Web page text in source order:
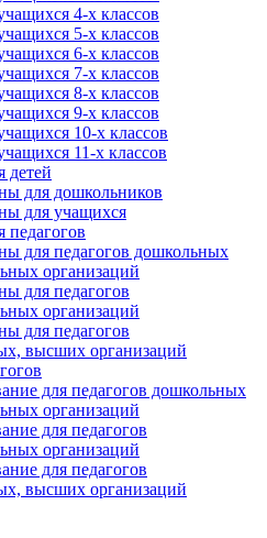
4-х классов
5-х классов
6-х классов
7-х классов
8-х классов
9-х классов
10-х классов
11-х классов
детей
для дошкольников
для учащихся
для педагогов дошкольных
организаций
для педагогов
организаций
для педагогов
высших организаций
для педагогов дошкольных
организаций
для педагогов
организаций
для педагогов
высших организаций